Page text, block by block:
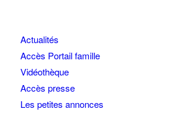
Actualités
Accès Portail famille
Vidéothèque
Accès presse
Les petites annonces